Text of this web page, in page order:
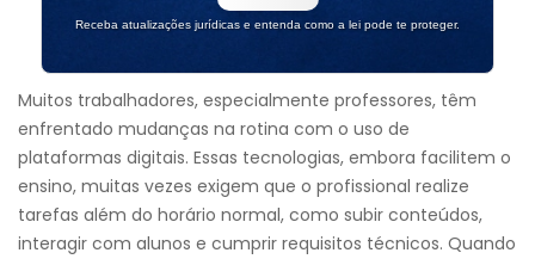
Receba atualizações jurídicas e entenda como a lei pode te proteger.
Muitos trabalhadores, especialmente professores, têm
enfrentado mudanças na rotina com o uso de
plataformas digitais. Essas tecnologias, embora facilitem o
ensino, muitas vezes exigem que o profissional realize
tarefas além do horário normal, como subir conteúdos,
interagir com alunos e cumprir requisitos técnicos. Quando